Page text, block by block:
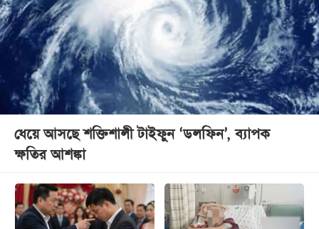
ধেয়ে আসছে শক্তিশালী টাইফুন ‘ডলফিন’, ব্যাপক
ক্ষতির আশঙ্কা